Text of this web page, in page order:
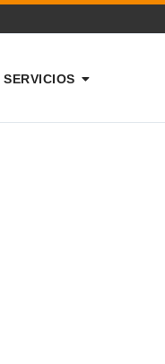
SERVICIOS